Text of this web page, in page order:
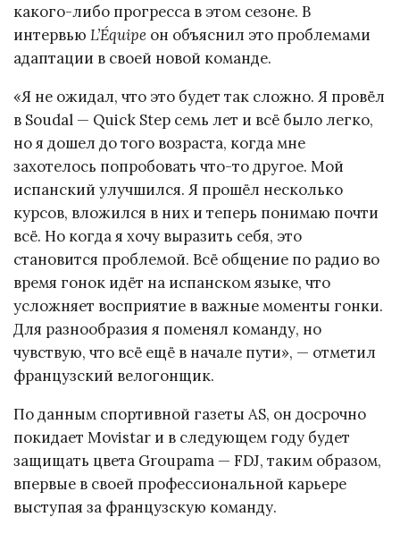
какого-либо прогресса в этом сезоне. В
интервью L’Équipe он объяснил это проблемами
адаптации в своей новой команде.
«Я не ожидал, что это будет так сложно. Я провёл
в Soudal — Quick Step семь лет и всё было легко,
но я дошел до того возраста, когда мне
захотелось попробовать что-то другое. Мой
испанский улучшился. Я прошёл несколько
курсов, вложился в них и теперь понимаю почти
всё. Но когда я хочу выразить себя, это
становится проблемой. Всё общение по радио во
время гонок идёт на испанском языке, что
усложняет восприятие в важные моменты гонки.
Для разнообразия я поменял команду, но
чувствую, что всё ещё в начале пути», — отметил
французский велогонщик.
По данным спортивной газеты AS, он досрочно
покидает Movistar и в следующем году будет
защищать цвета Groupama — FDJ, таким образом,
впервые в своей профессиональной карьере
выступая за французскую команду.